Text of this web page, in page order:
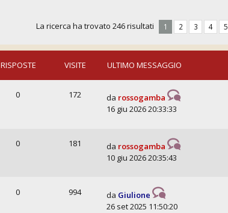
La ricerca ha trovato 246 risultati 1 2 3 4 5
RISPOSTE VISITE ULTIMO MESSAGGIO
0 172 da rossogamba
16 giu 2026 20:33:33
0 181 da rossogamba
10 giu 2026 20:35:43
0 994 da Giulione
26 set 2025 11:50:20